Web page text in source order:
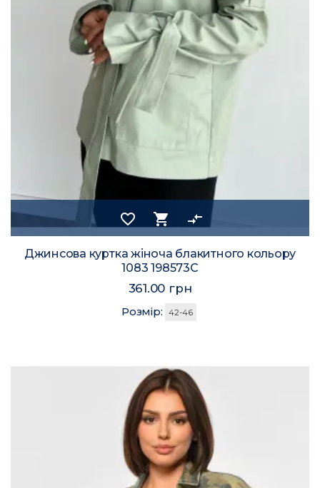
favorite_border shopping_cart compare_arrows
Джинсова куртка жіноча блакитного кольору
1083 198573C
361.00 грн
Розмір: 42-46